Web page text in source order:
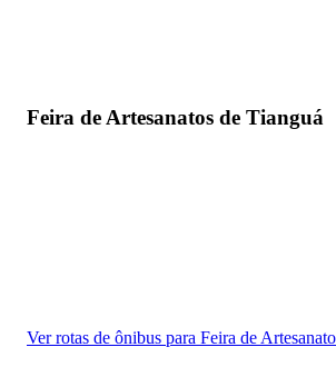
Feira de Artesanatos de Tianguá
Ver rotas de ônibus para Feira de